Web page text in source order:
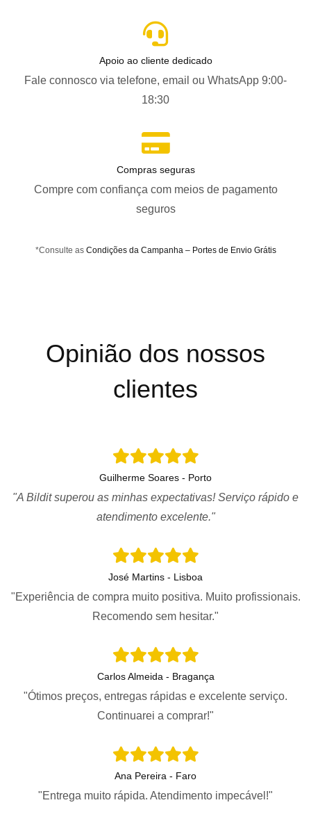
Apoio ao cliente dedicado
Fale connosco via telefone, email ou WhatsApp 9:00-
18:30
Compras seguras
Compre com confiança com meios de pagamento
seguros
*Consulte as Condições da Campanha – Portes de Envio Grátis
Opinião dos nossos
clientes
Guilherme Soares - Porto
"A Bildit superou as minhas expectativas! Serviço rápido e
atendimento excelente."
José Martins - Lisboa
"Experiência de compra muito positiva. Muito profissionais.
Recomendo sem hesitar."
Carlos Almeida - Bragança
"Ótimos preços, entregas rápidas e excelente serviço.
Continuarei a comprar!"
Ana Pereira - Faro
"Entrega muito rápida. Atendimento impecável!"